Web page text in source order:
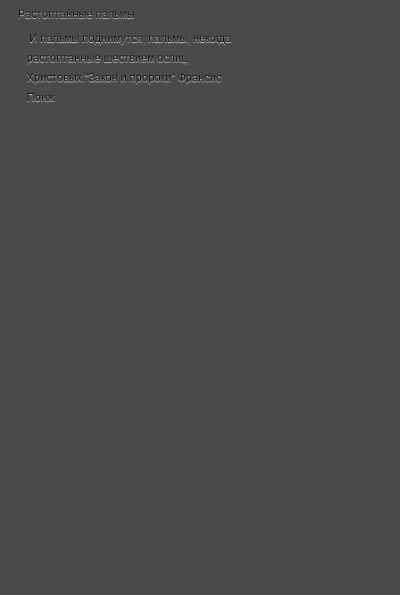
Растоптанные пальмы
И пальмы поднимутся, пальмы, некогда
растоптанные шествием ослиц
Христовых."Закон и пророки" Франсис
Понж